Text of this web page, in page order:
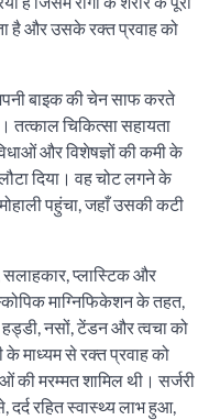
है और उसके रक्त प्रवाह को
बाइक की चेन साफ ​​करते
तत्काल चिकित्सा सहायता
और विशेषज्ञों की कमी के
दिया। वह चोट लगने के
पहुंचा, जहाँ उसकी कटी
सलाहकार, प्लास्टिक और
माग्निफिकेशन के तहत,
हड्डी, नसों, टेंडन और त्वचा को
के माध्यम से रक्त प्रवाह को
की मरम्मत शामिल थी। सर्जरी
रहित स्वास्थ्य लाभ हुआ,